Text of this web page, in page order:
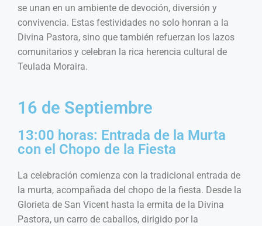
se unan en un ambiente de devoción, diversión y
convivencia. Estas festividades no solo honran a la
Divina Pastora, sino que también refuerzan los lazos
comunitarios y celebran la rica herencia cultural de
Teulada Moraira.
16 de Septiembre
13:00 horas: Entrada de la Murta
con el Chopo de la Fiesta
La celebración comienza con la tradicional entrada de
la murta, acompañada del chopo de la fiesta. Desde la
Glorieta de San Vicent hasta la ermita de la Divina
Pastora, un carro de caballos, dirigido por la